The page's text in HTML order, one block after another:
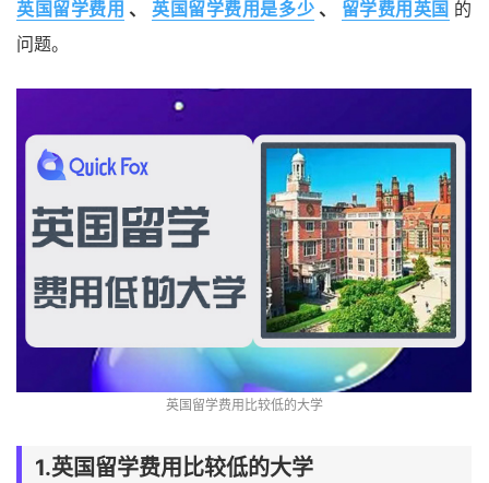
英国留学费用 、 英国留学费用是多少 、 留学费用英国 的
问题。
英国留学费用比较低的大学
1.英国留学费用比较低的大学